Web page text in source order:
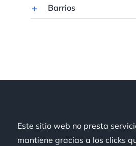
Barrios
Este sitio web no presta
mantiene gracias a los clicks